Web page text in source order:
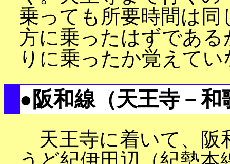
乗っても所要時間は
方に乗ったはずであ
りに乗ったか覚えてい
●阪和線（天王寺－和
天王寺に着いて、阪